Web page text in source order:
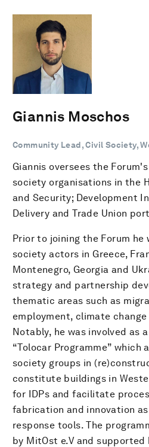
Giannis Moschos
Community Lead, Civil Society,
Giannis oversees the
society organisations in the
and Security; Development
Delivery and Trade Union
Prior to joining the Forum
society actors in Greece,
Montenegro, Georgia and
strategy and partnership
thematic areas such as
employment, climate
Notably, he was involved as
“Tolocar Programme”
society groups in
constitute buildings in
for IDPs and facilitate
fabrication and innovation
response tools. The
by MitOst e.V and supported